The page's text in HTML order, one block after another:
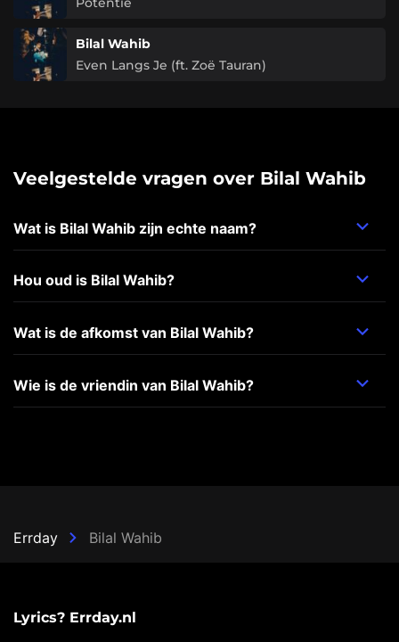
Bilal Wahib
Even Langs Je (ft. Zoë Tauran)
Veelgestelde vragen over Bilal Wahib
Wat is Bilal Wahib zijn echte naam?
Hou oud is Bilal Wahib?
Wat is de afkomst van Bilal Wahib?
Wie is de vriendin van Bilal Wahib?
Errday Bilal Wahib
Lyrics? Errday.nl